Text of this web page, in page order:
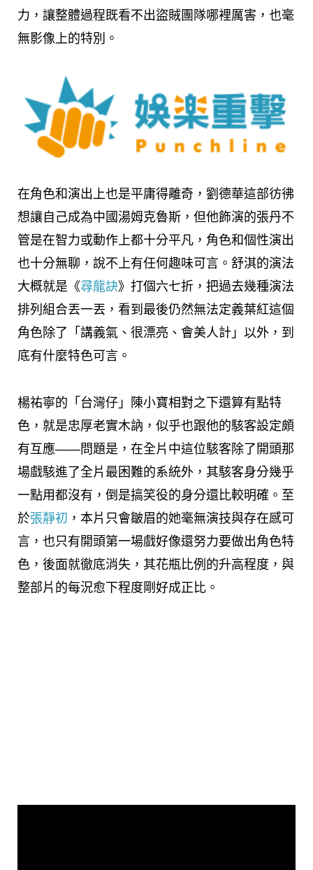
力，讓整體過程既看不出盜賊團隊哪裡厲害，也毫
無影像上的特別。
在角色和演出上也是平庸得離奇，劉德華這部彷彿
想讓自己成為中國湯姆克魯斯，但他飾演的張丹不
管是在智力或動作上都十分平凡，角色和個性演出
也十分無聊，說不上有任何趣味可言。舒淇的演法
大概就是《尋龍訣》打個六七折，把過去幾種演法
排列組合丟一丟，看到最後仍然無法定義葉紅這個
角色除了「講義氣、很漂亮、會美人計」以外，到
底有什麼特色可言。
楊祐寧的「台灣仔」陳小寶相對之下還算有點特
色，就是忠厚老實木訥，似乎也跟他的駭客設定頗
有互應——問題是，在全片中這位駭客除了開頭那
場戲駭進了全片最困難的系統外，其駭客身分幾乎
一點用都沒有，倒是搞笑役的身分還比較明確。至
於張靜初 ，本片只會皺眉的她毫無演技與存在感可
言，也只有開頭第一場戲好像還努力要做出角色特
色，後面就徹底消失，其花瓶比例的升高程度，與
整部片的每況愈下程度剛好成正比。